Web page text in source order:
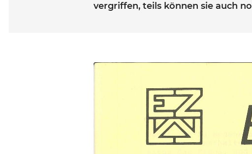
vergriffen, teils können sie auch